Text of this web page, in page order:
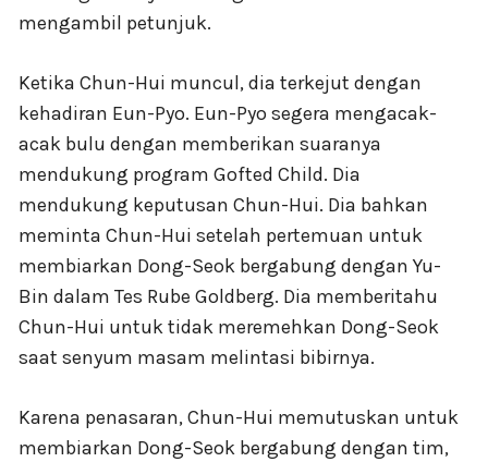
mengambil petunjuk.
Ketika Chun-Hui muncul, dia terkejut dengan
kehadiran Eun-Pyo. Eun-Pyo segera mengacak-
acak bulu dengan memberikan suaranya
mendukung program Gofted Child. Dia
mendukung keputusan Chun-Hui. Dia bahkan
meminta Chun-Hui setelah pertemuan untuk
membiarkan Dong-Seok bergabung dengan Yu-
Bin dalam Tes Rube Goldberg. Dia memberitahu
Chun-Hui untuk tidak meremehkan Dong-Seok
saat senyum masam melintasi bibirnya.
Karena penasaran, Chun-Hui memutuskan untuk
membiarkan Dong-Seok bergabung dengan tim,